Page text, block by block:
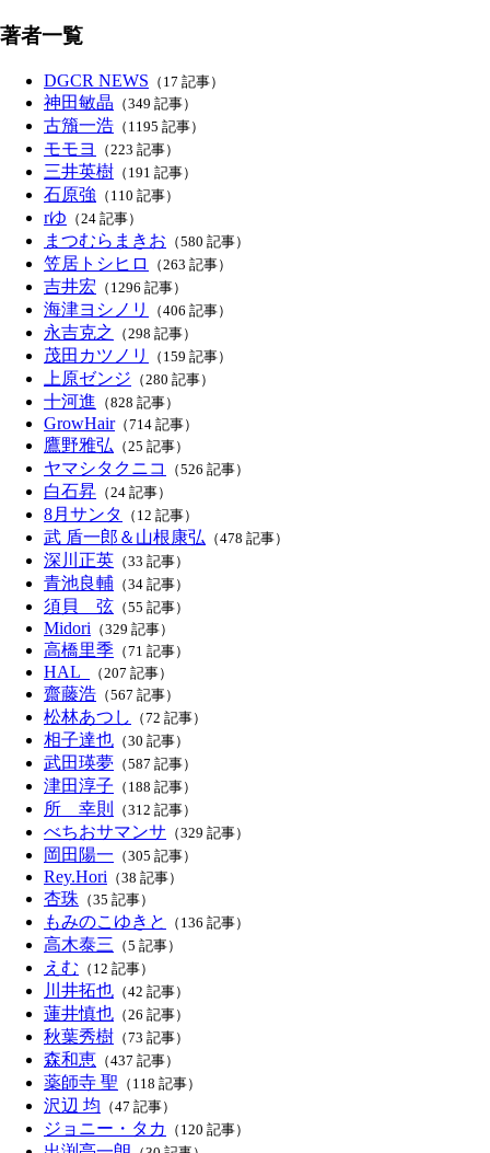
著者一覧
DGCR NEWS （17 記事）
神田敏晶 （349 記事）
古籏一浩 （1195 記事）
モモヨ （223 記事）
三井英樹 （191 記事）
石原強 （110 記事）
rゆ （24 記事）
まつむらまきお （580 記事）
笠居トシヒロ （263 記事）
吉井宏 （1296 記事）
海津ヨシノリ （406 記事）
永吉克之 （298 記事）
茂田カツノリ （159 記事）
上原ゼンジ （280 記事）
十河進 （828 記事）
GrowHair（714 記事）
鷹野雅弘 （25 記事）
ヤマシタクニコ （526 記事）
白石昇 （24 記事）
8月サンタ （12 記事）
武 盾一郎＆山根康弘 （478 記事）
深川正英 （33 記事）
青池良輔 （34 記事）
須貝 弦 （55 記事）
Midori （329 記事）
高橋里季 （71 記事）
HAL_ （207 記事）
齋藤浩 （567 記事）
松林あつし （72 記事）
相子達也 （30 記事）
武田瑛夢 （587 記事）
津田淳子 （188 記事）
所 幸則 （312 記事）
べちおサマンサ （329 記事）
岡田陽一 （305 記事）
Rey.Hori （38 記事）
杏珠 （35 記事）
もみのこゆきと （136 記事）
高木泰三 （5 記事）
えむ （12 記事）
川井拓也 （42 記事）
蓮井慎也 （26 記事）
秋葉秀樹 （73 記事）
森和恵 （437 記事）
薬師寺 聖 （118 記事）
沢辺 均 （47 記事）
ジョニー・タカ （120 記事）